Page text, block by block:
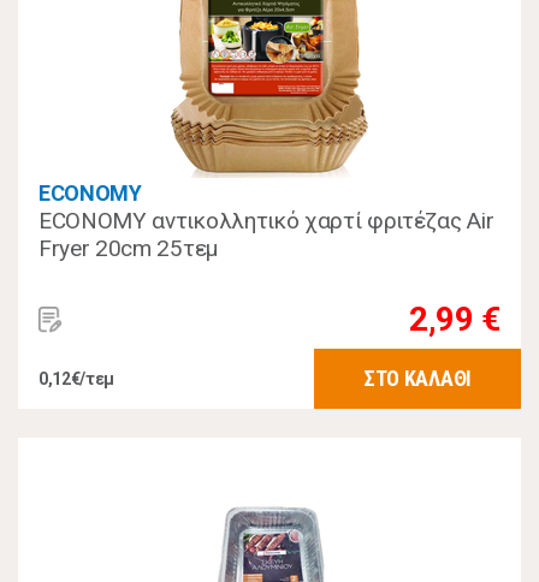
ECONOMY
ECONOMY αντικολλητικό χαρτί φριτέζας Air
Fryer 20cm 25τεμ
2,99 €
0,12€/τεμ ΣΤΟ ΚΑΛΑΘΙ